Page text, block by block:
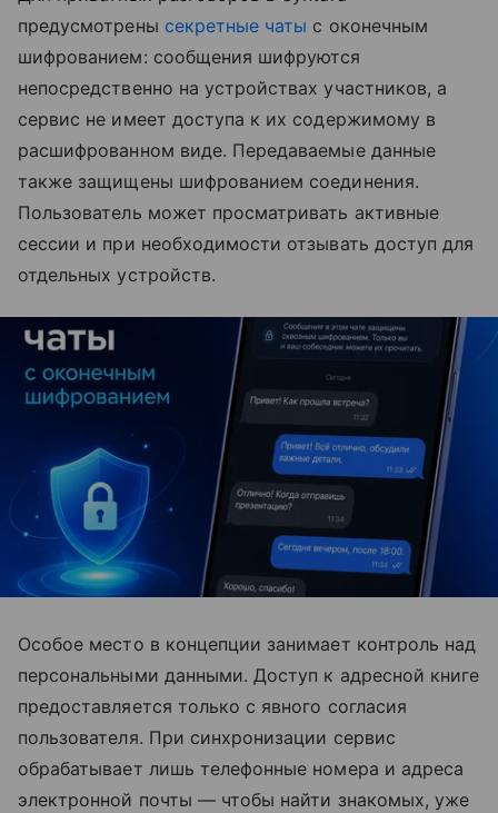
предусмотрены секретные чаты с оконечным
шифрованием: сообщения шифруются
непосредственно на устройствах участников, а
сервис не имеет доступа к их содержимому в
расшифрованном виде. Передаваемые данные
также защищены шифрованием соединения.
Пользователь может просматривать активные
сессии и при необходимости отзывать доступ для
отдельных устройств.
Особое место в концепции занимает контроль над
персональными данными. Доступ к адресной книге
предоставляется только с явного согласия
пользователя. При синхронизации сервис
обрабатывает лишь телефонные номера и адреса
электронной почты — чтобы найти знакомых, уже